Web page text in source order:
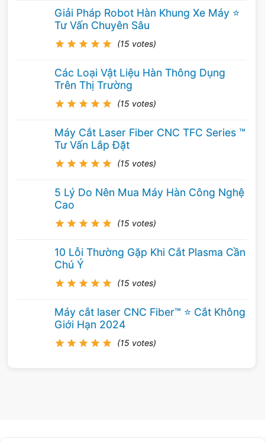
Giải Pháp Robot Hàn Khung Xe Máy ⭐️
Tư Vấn Chuyên Sâu
(15 votes)
Các Loại Vật Liệu Hàn Thông Dụng
Trên Thị Trường
(15 votes)
Máy Cắt Laser Fiber CNC TFC Series ™
Tư Vấn Lắp Đặt
(15 votes)
5 Lý Do Nên Mua Máy Hàn Công Nghệ
Cao
(15 votes)
10 Lỗi Thường Gặp Khi Cắt Plasma Cần
Chú Ý
(15 votes)
Máy cắt laser CNC Fiber™ ⭐️ Cắt Không
Giới Hạn 2024
(15 votes)
Note 2: Phê chuẩn cho hàn tấm cũng phê
Note 3: Chỉ phê chuẩn cho ống đường kính
>24in (600mm) có đệm lót, dũi chân mối hàn
hoặc cả hai.